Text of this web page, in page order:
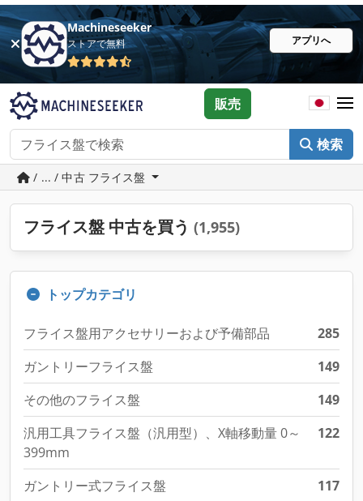
Machineseeker
ストアで無料 アプリへ
検索
販売
/ ... / 中古 フライス盤
フライス盤 中古を買う (1,955)
トップカテゴリ
フライス盤用アクセサリーおよび予備部品
285
ガントリーフライス盤
149
その他のフライス盤
149
汎用工具フライス盤（汎用型）、X軸移動量 0～
399mm
122
ガントリー式フライス盤 117